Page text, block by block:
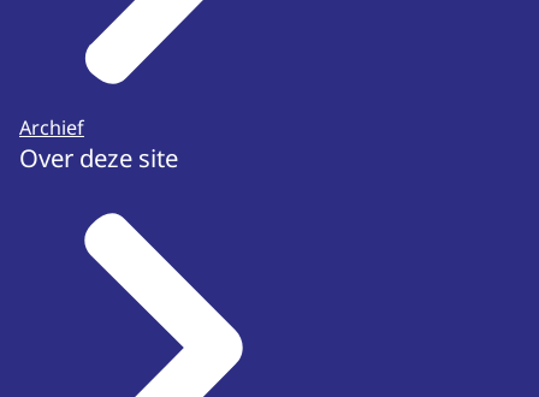
Archief
Over deze site